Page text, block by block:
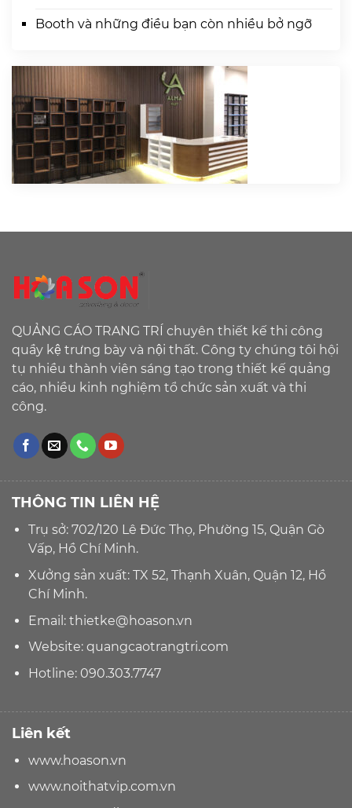
Booth và những điều bạn còn nhiều bở ngỡ
QUẢNG CÁO TRANG TRÍ chuyên thiết kế thi công
quầy kệ trưng bày và nội thất. Công ty chúng tôi hội
tụ nhiều thành viên sáng tạo trong thiết kế quảng
cáo, nhiều kinh nghiệm tổ chức sản xuất và thi
công.
THÔNG TIN LIÊN HỆ
Trụ sở: 702/120 Lê Đức Thọ, Phường 15, Quận Gò
Vấp, Hồ Chí Minh.
Xưởng sản xuất: TX 52, Thạnh Xuân, Quận 12, Hồ
Chí Minh.
Email: thietke@hoason.vn
Website:quangcaotrangtri.com
Hotline: 090.303.7747
Liên kết
www.hoason.vn
www.noithatvip.com.vn